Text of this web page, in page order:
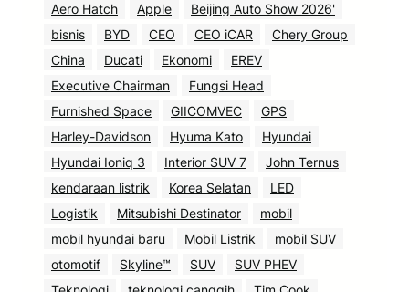
Aero Hatch Apple
Beijing Auto Show 2026'
bisnis
BYD CEO CEO iCAR
Chery Group
China
Ducati Ekonomi
EREV
Executive Chairman
Fungsi Head
Furnished Space
GIICOMVEC
GPS
Harley-Davidson
Hyuma Kato
Hyundai
Hyundai Ioniq 3
Interior SUV 7
John Ternus
kendaraan listrik
Korea Selatan
LED
Logistik
Mitsubishi Destinator
mobil
mobil hyundai baru
Mobil Listrik
mobil SUV
otomotif
Skyline™ SUV
SUV PHEV